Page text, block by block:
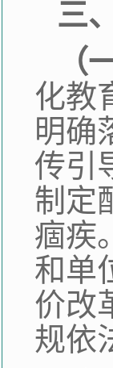
三
（
化教
明确
传引
制定
痼疾
和单
价改
规依